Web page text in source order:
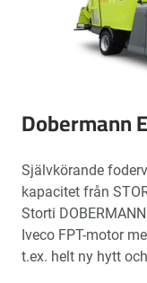
Den hydrauliska
variabel volym på
35 km/h till HS-
Dobermann
Självkörande
kapacitet från
Storti
Iveco FPT-motor
t.ex. helt ny hytt